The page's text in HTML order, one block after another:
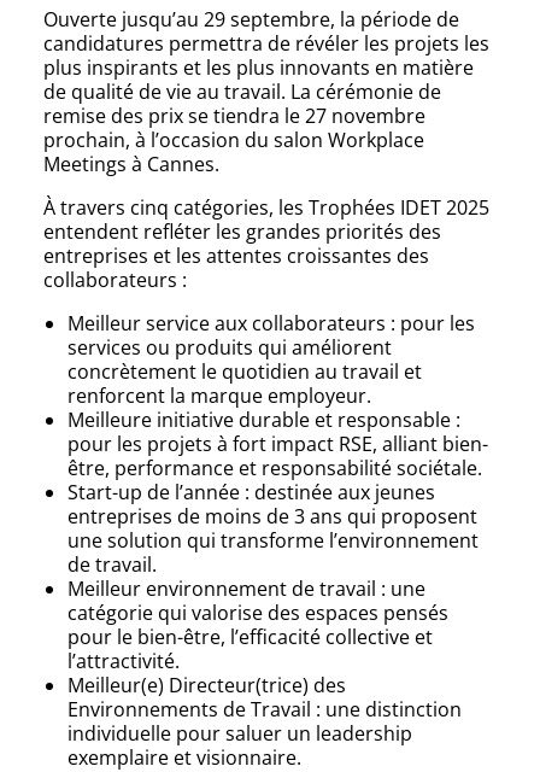
Ouverte jusqu’au 29 septembre, la période de
candidatures permettra de révéler les projets les
plus inspirants et les plus innovants en matière
de qualité de vie au travail. La cérémonie de
remise des prix se tiendra le 27 novembre
prochain, à l’occasion du salon Workplace
Meetings à Cannes.
À travers cinq catégories, les Trophées IDET 2025
entendent refléter les grandes priorités des
entreprises et les attentes croissantes des
collaborateurs :
Meilleur service aux collaborateurs : pour les
services ou produits qui améliorent
concrètement le quotidien au travail et
renforcent la marque employeur.
Meilleure initiative durable et responsable :
pour les projets à fort impact RSE, alliant bien-
être, performance et responsabilité sociétale.
Start-up de l’année : destinée aux jeunes
entreprises de moins de 3 ans qui proposent
une solution qui transforme l’environnement
de travail.
Meilleur environnement de travail : une
catégorie qui valorise des espaces pensés
pour le bien-être, l’efficacité collective et
l’attractivité.
Meilleur(e) Directeur(trice) des
Environnements de Travail : une distinction
individuelle pour saluer un leadership
exemplaire et visionnaire.